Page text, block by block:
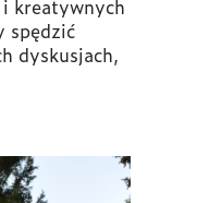
kreatywnych
spędzić
dyskusjach,